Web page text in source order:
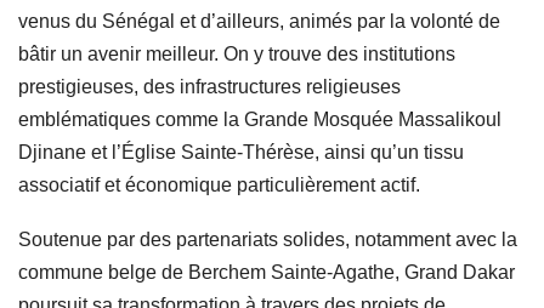
venus du Sénégal et d’ailleurs, animés par la volonté de
bâtir un avenir meilleur. On y trouve des institutions
prestigieuses, des infrastructures religieuses
emblématiques comme la Grande Mosquée Massalikoul
Djinane et l’Église Sainte-Thérèse, ainsi qu’un tissu
associatif et économique particulièrement actif.
Soutenue par des partenariats solides, notamment avec la
commune belge de Berchem Sainte-Agathe, Grand Dakar